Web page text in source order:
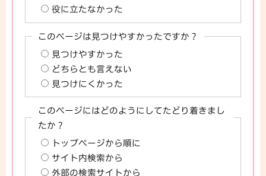
役に立たなかった
このページは見つけやすかったですか？
見つけやすかった
どちらとも言えない
見つけにくかった
このページにはどのようにしてたどり着きまし
たか？
トップページから順に
サイト内検索から
外部の検索サイトから